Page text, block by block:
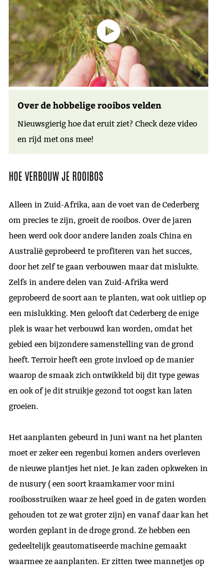
Over de hobbelige rooibos velden
Nieuwsgierig hoe dat eruit ziet? Check deze video
en rijd met ons mee!
HOE VERBOUW JE ROOIBOS
Alleen in Zuid-Afrika, aan de voet van de Cederberg
om precies te zijn, groeit de rooibos. Over de jaren
heen werd ook door andere landen zoals China en
Australië geprobeerd te profiteren van het succes,
door het zelf te gaan verbouwen maar dat mislukte.
Zelfs in andere delen van Zuid-Afrika werd
geprobeerd de soort aan te planten, wat ook uitliep op
een mislukking. Men gelooft dat Cederberg de enige
plek is waar het verbouwd kan worden, omdat het
gebied een bijzondere samenstelling van de grond
heeft. Terroir heeft een grote invloed op de manier
waarop de smaak zich ontwikkeld bij dit type gewas
en ook of je dit struikje gezond tot oogst kan laten
groeien.
Het aanplanten gebeurd in Juni want na het planten
moet er zeker een regenbui komen anders overleven
de nieuwe plantjes het niet. Je kan zaden opkweken in
de nusury ( een soort kraamkamer voor mini
rooibosstruiken waar ze heel goed in de gaten worden
gehouden tot ze wat groter zijn) en vanaf daar kan het
worden geplant in de droge grond. Ze hebben een
gedeeltelijk geautomatiseerde machine gemaakt
waarmee ze aanplanten. Er zitten twee mannetjes op